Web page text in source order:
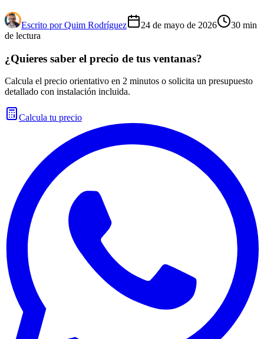
Escrito por Quim Rodríguez 24 de mayo de 2026 30 min
de lectura
¿Quieres saber el precio de tus ventanas?
Calcula el precio orientativo en 2 minutos o solicita un presupuesto
detallado con instalación incluida.
Calcula tu precio